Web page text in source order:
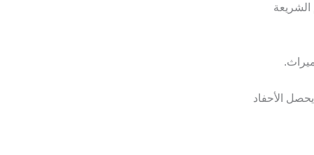
الشريعة
الأحفاد